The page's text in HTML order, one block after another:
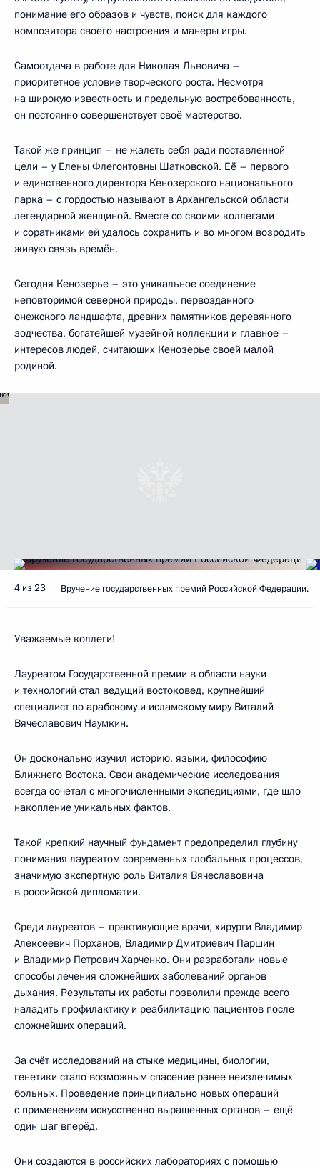
понимание его образов и чувств, поиск для каждого
композитора своего настроения и манеры игры.
Самоотдача в работе для Николая Львовича –
приоритетное условие творческого роста. Несмотря
на широкую известность и предельную востребованность,
он постоянно совершенствует своё мастерство.
Такой же принцип – не жалеть себя ради поставленной
цели – у Елены Флегонтовны Шатковской. Её – первого
и единственного директора Кенозерского национального
парка – с гордостью называют в Архангельской области
легендарной женщиной. Вместе со своими коллегами
и соратниками ей удалось сохранить и во многом возродить
живую связь времён.
Сегодня Кенозерье – это уникальное соединение
неповторимой северной природы, первозданного
онежского ландшафта, древних памятников деревянного
зодчества, богатейшей музейной коллекции и главное –
интересов людей, считающих Кенозерье своей малой
родиной.
4 из 23 Вручение государственных премий Российской Федерации.
Уважаемые коллеги!
Лауреатом Государственной премии в области науки
и технологий стал ведущий востоковед, крупнейший
специалист по арабскому и исламскому миру Виталий
Вячеславович Наумкин.
Он досконально изучил историю, языки, философию
Ближнего Востока. Свои академические исследования
всегда сочетал с многочисленными экспедициями, где шло
накопление уникальных фактов.
Такой крепкий научный фундамент предопределил глубину
понимания лауреатом современных глобальных процессов,
значимую экспертную роль Виталия Вячеславовича
в российской дипломатии.
Среди лауреатов – практикующие врачи, хирурги Владимир
Алексеевич Порханов, Владимир Дмитриевич Паршин
и Владимир Петрович Харченко. Они разработали новые
способы лечения сложнейших заболеваний органов
дыхания. Результаты их работы позволили прежде всего
наладить профилактику и реабилитацию пациентов после
сложнейших операций.
За счёт исследований на стыке медицины, биологии,
генетики стало возможным спасение ранее неизлечимых
больных. Проведение принципиально новых операций
с применением искусственно выращенных органов – ещё
один шаг вперёд.
Они создаются в российских лабораториях с помощью